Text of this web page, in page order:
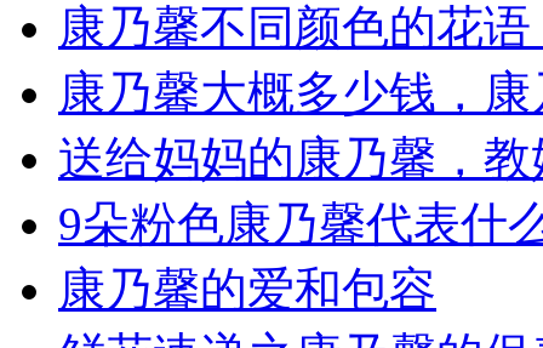
康乃馨不同颜色的花
康乃馨大概多少钱，
送给妈妈的康乃馨，
9朵粉色康乃馨代表什
康乃馨的爱和包容